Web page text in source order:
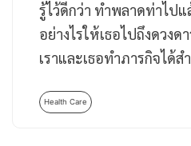
รู้ไว้ดีกว่า ทำพลาดท่าไปแ
อย่างไรให้เธอไปถึงดวง
เราและเธอทำภารกิจได้
Health Care